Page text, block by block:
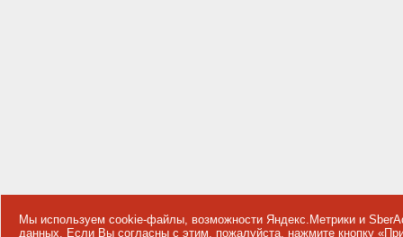
Мы используем cookie-файлы, возможности Яндекс.Метрики и
данных. Если Вы согласны с этим, пожалуйста, нажмите кнопку